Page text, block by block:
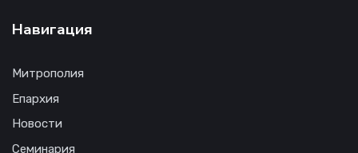
Навигация
Митрополия
Епархия
Новости
Семинария